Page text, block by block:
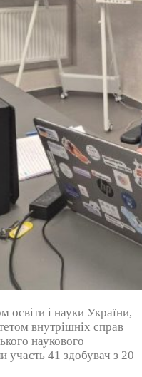
освіти і науки України,
внутрішніх справ
наукового
участь 41 здобувач з 20